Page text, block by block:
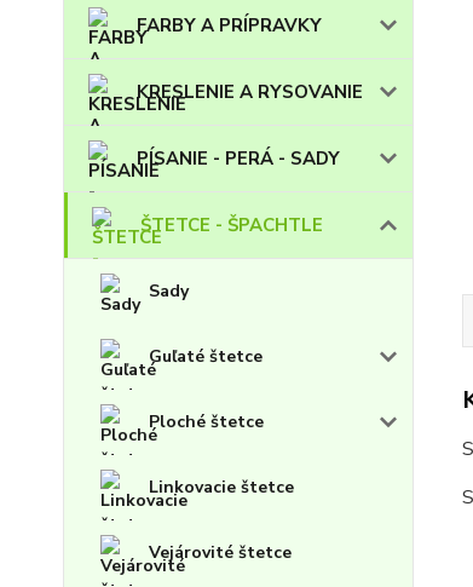
FARBY A PRÍPRAVKY
KRESLENIE A RYSOVANIE
PÍSANIE - PERÁ - SADY
ŠTETCE - ŠPACHTLE
Sady
Guľaté štetce
Ploché štetce
Linkovacie štetce
Vejárovité štetce